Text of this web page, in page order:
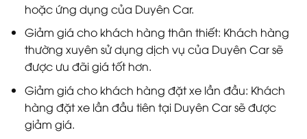
hoặc ứng dụng của Duyên Car.
Giảm giá cho khách hàng thân thiết: Khách hàng
thường xuyên sử dụng dịch vụ của Duyên Car sẽ
được ưu đãi giá tốt hơn.
Giảm giá cho khách hàng đặt xe lần đầu: Khách
hàng đặt xe lần đầu tiên tại Duyên Car sẽ được
giảm giá.